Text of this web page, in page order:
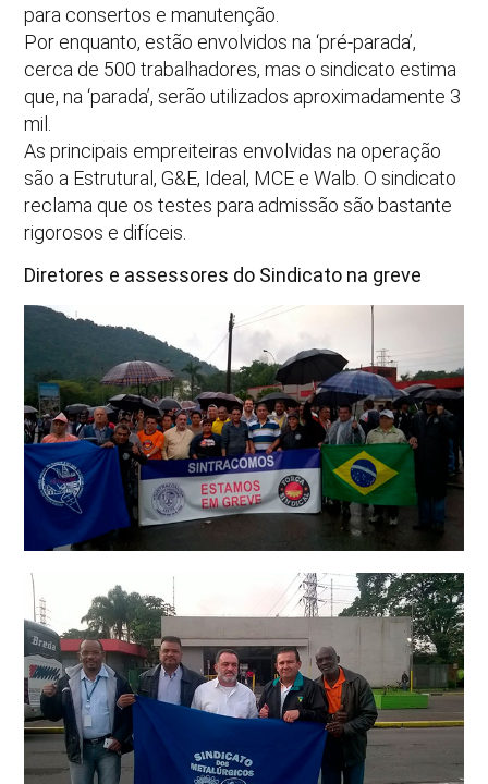
para consertos e manutenção.
Por enquanto, estão envolvidos na ‘pré-parada’,
cerca de 500 trabalhadores, mas o sindicato estima
que, na ‘parada’, serão utilizados aproximadamente 3
mil.
As principais empreiteiras envolvidas na operação
são a Estrutural, G&E, Ideal, MCE e Walb. O sindicato
reclama que os testes para admissão são bastante
rigorosos e difíceis.
Diretores e assessores do Sindicato na greve